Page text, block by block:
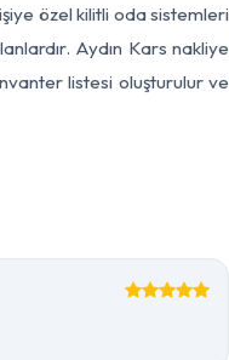
özel kilitli oda sistemleri
Aydın Kars nakliye
listesi oluşturulur ve